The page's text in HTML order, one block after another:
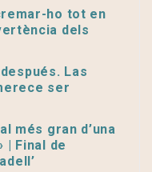
ho tot en
dels
después. Las
ser
més gran d’una
| Final de